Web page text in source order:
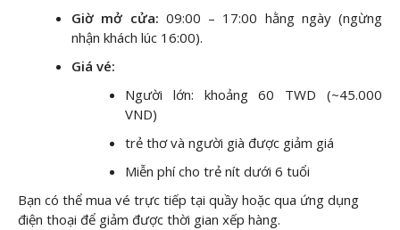
Giờ mở cửa: 09:00 – 17:00 hằng ngày (ngừng
nhận khách lúc 16:00).
Giá vé:
Người lớn: khoảng 60 TWD (~45.000
VND)
trẻ thơ và người già được giảm giá
Miễn phí cho trẻ nít dưới 6 tuổi
Bạn có thể mua vé trực tiếp tại quầy hoặc qua ứng dụng
điện thoại để giảm được thời gian xếp hàng.